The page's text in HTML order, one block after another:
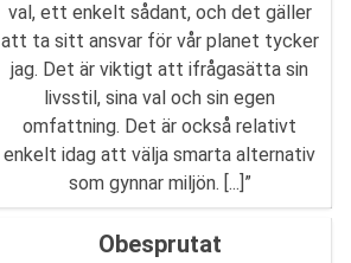
val, ett enkelt sådant, och det gäller
att ta sitt ansvar för vår planet tycker
jag. Det är viktigt att ifrågasätta sin
livsstil, sina val och sin egen
omfattning. Det är också relativt
enkelt idag att välja smarta alternativ
som gynnar miljön. [...]”
Obesprutat